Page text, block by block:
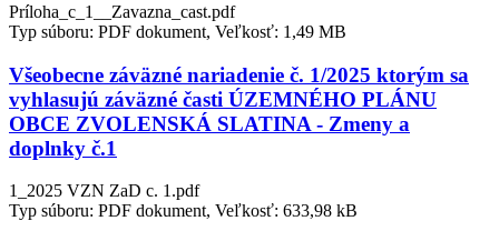
Príloha_c_1__Zavazna_cast.pdf
Typ súboru: PDF dokument, Veľkosť: 1,49 MB
Všeobecne záväzné nariadenie č. 1/2025 ktorým sa
vyhlasujú záväzné časti ÚZEMNÉHO PLÁNU
OBCE ZVOLENSKÁ SLATINA - Zmeny a
doplnky č.1
1_2025 VZN ZaD c. 1.pdf
Typ súboru: PDF dokument, Veľkosť: 633,98 kB